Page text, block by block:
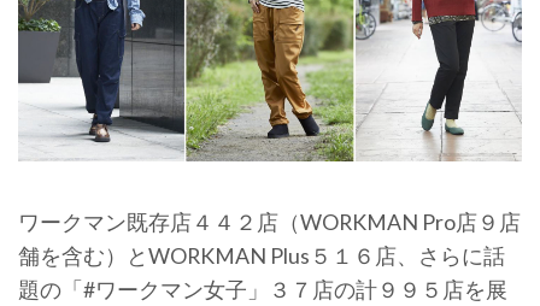
ワークマン既存店４４２店（WORKMAN Pro店９店
舗を含む）とWORKMAN Plus５１６店、さらに話
題の「#ワークマン女子」３７店の計９９５店を展